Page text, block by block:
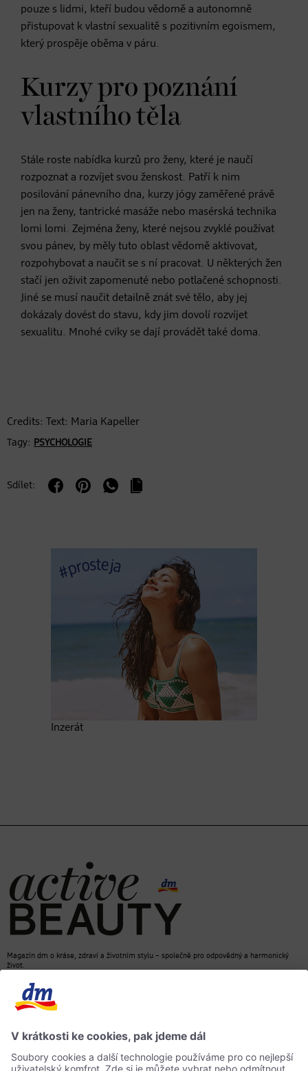
pouze s lidmi, kteří budou vědomě a autonomně
přistupovat k vlastní sexualitě s pozitivním egoismem,
který prospěje oběma v páru.
Kurzy pro poznání
vlastního těla
Stále roste nabídka kurzů pro ženy, které je naučí
rozpoznat a rozvíjet svou ženskost. Patří k nim
posilování pánevního dna, kurzy jógy zaměřené právě
jen na ženy, tantrické masáže nebo masérská technika
lomi lomi. Zejména ženy, které nejsou zvyklé používat
svou pánev, by měly tuto oblast vědomě aktivovat,
rozpohybovat a naučit se s ní pracovat. U některých žen
stačí jen oživit zapomenuté nebo potlačené schopnosti.
Jiné se musí naučit detailně znát své tělo, aby jej
dokázaly dovést do stavu, kdy jim dovolí rozvíjet
sexualitu. Mnohé cviky se dají provádět také doma.
Credits: Text: Maria Kapeller
Tagy: PSYCHOLOGIE
Sdílet:
Inzerát
Magazín dm o kráse, zdraví a životním stylu – společně pro odpovědný a harmonický
život.